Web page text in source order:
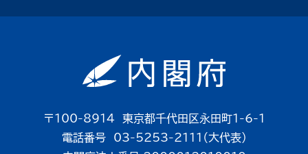
〒100-8914 東京都千代田区永田町1-6-1
電話番号 03-5253-2111（大代表）